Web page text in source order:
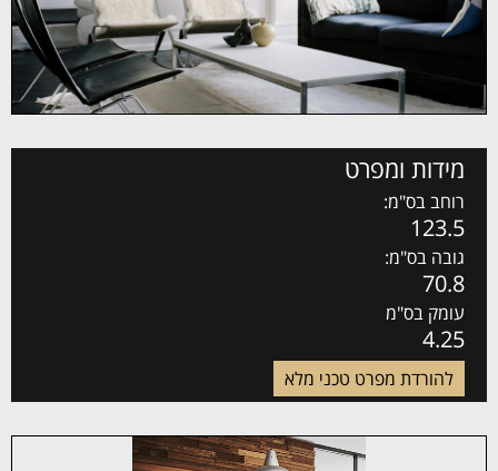
מידות ומפרט
רוחב בס"מ:
123.5
גובה בס"מ:
70.8
עומק בס"מ
4.25
להורדת מפרט טכני מלא